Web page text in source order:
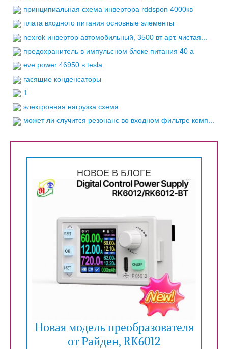
принципиальная схема инвертора rddspon 4000кв
плата входного питания основные элементы
nexrok инвертор автомобильный, 3500 вт арт. чистая...
предохранитель в импульсном блоке питания 40 а
eve power 46950 в tesla
гасящие конденсаторы
1
электронная нагрузка схема
может ли случится резонанс во входном фильтре комп...
НОВОЕ В БЛОГЕ
Новая модель преобразователя
от Райден, RK6012